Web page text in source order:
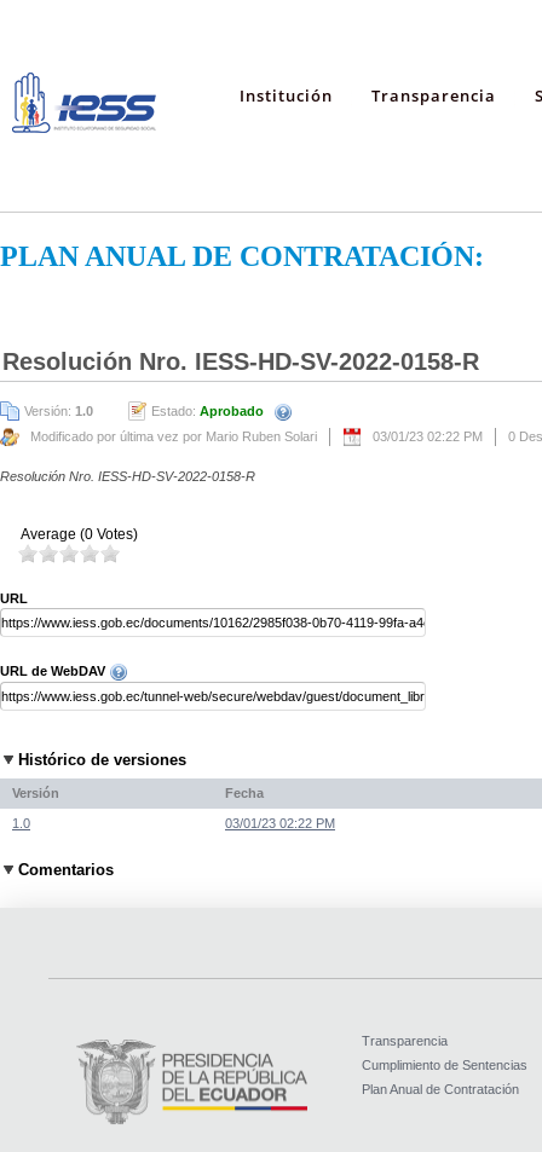
Institución Transparencia
PLAN ANUAL DE CONTRATACIÓN:
Resolución Nro. IESS-HD-SV-2022-0158-R
Versión: 1.0 Estado: Aprobado
Modificado por última vez por Mario Ruben Solari
03/01/23 02:22 PM 0
Resolución Nro. IESS-HD-SV-2022-0158-R
Average (0 Votes)
URL
URL de WebDAV
Histórico de versiones
Versión Fecha
1.0 03/01/23 02:22 PM
Comentarios
Transparencia
Cumplimiento de Sentencias
Plan Anual de Contratación